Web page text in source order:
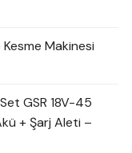
Makinesi
GSR 18V-45
+ Şarj Aleti –